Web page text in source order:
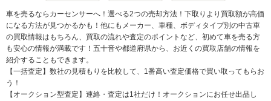
車を売るならカーセンサーへ！選べる2つの売却方法！下取りより買取額が高価
になる方法が見つかるかも！他にもメーカー、車種、ボディタイプ別の中古車
の買取情報はもちろん、買取の流れや査定のポイントなど、初めて車を売る方
も安心の情報が満載です！五十音や都道府県から、お近くの買取店舗の情報を
紹介することもできます。
【一括査定】数社の見積もりを比較して、1番高い査定価格で買い取ってもらお
う！
【オークション型査定】連絡・査定は1社だけ！オークションにお任せ出品し